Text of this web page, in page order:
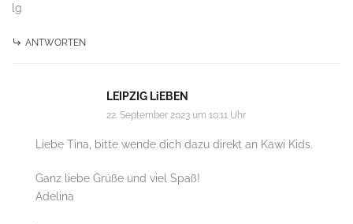
lg
ANTWORTEN
LEIPZIG LiEBEN
22. September 2023 um 10:11 Uhr
Liebe Tina, bitte wende dich dazu direkt an Kawi Kids.
Ganz liebe Grüße und viel Spaß!
Adelina